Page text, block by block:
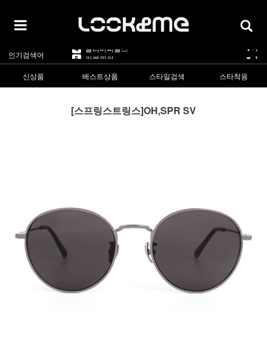
인기검색어
2 마스카 ▲3
린드버그 ▲1
5 카렌워커 ▼-1
1 라피스센시블레
▲5
신상품
베스트상품 스타일검색 스타착용
[스프링스트링스]OH,SPR SV